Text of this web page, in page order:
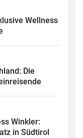
Wellness
Die
Winkler:
in Südtirol